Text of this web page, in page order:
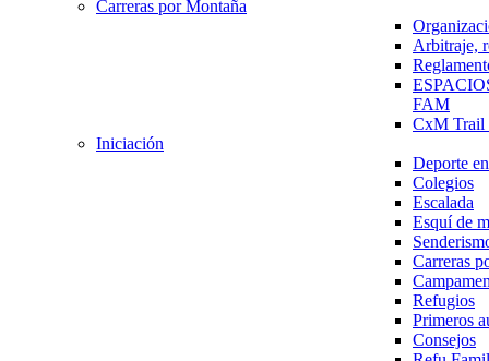
Carreras por Montaña
Arbitraje,
FAM
CxM
Iniciación
Deporte
Colegios
Escalada
Esquí de
Carreras
Refugios
Primeros
Consejos